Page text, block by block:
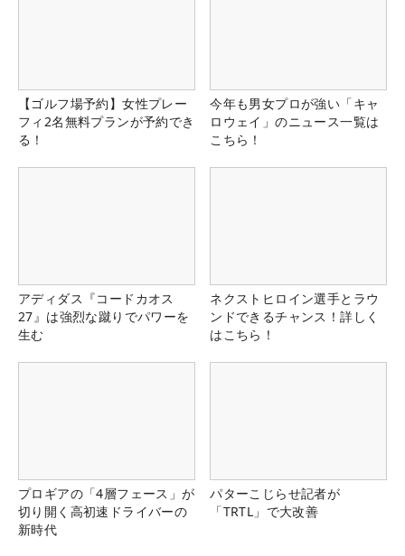
【ゴルフ場予約】女性プレー
フィ2名無料プランが予約でき
る！
今年も男女プロが強い「キャ
ロウェイ」のニュース一覧は
こちら！
アディダス『コードカオス
27』は強烈な蹴りでパワーを
生む
ネクストヒロイン選手とラウ
ンドできるチャンス！詳しく
はこちら！
プロギアの「4層フェース」が
切り開く高初速ドライバーの
新時代
パターこじらせ記者が
「TRTL」で大改善